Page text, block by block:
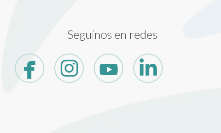
Seguinos en redes